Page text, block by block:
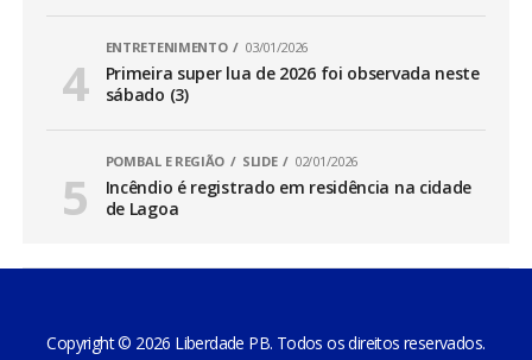
ENTRETENIMENTO 03/01/2026
Primeira super lua de 2026 foi observada neste
sábado (3)
POMBAL E REGIÃO SLIDE 02/01/2026
Incêndio é registrado em residência na cidade
de Lagoa
Copyright © 2026 Liberdade PB. Todos os direitos reservados.